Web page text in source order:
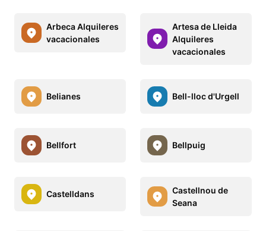
Arbeca Alquileres
vacacionales
Artesa de Lleida
Alquileres
vacacionales
Belianes Bell-lloc d'Urgell
Bellfort Bellpuig
Castelldans
Castellnou de
Seana